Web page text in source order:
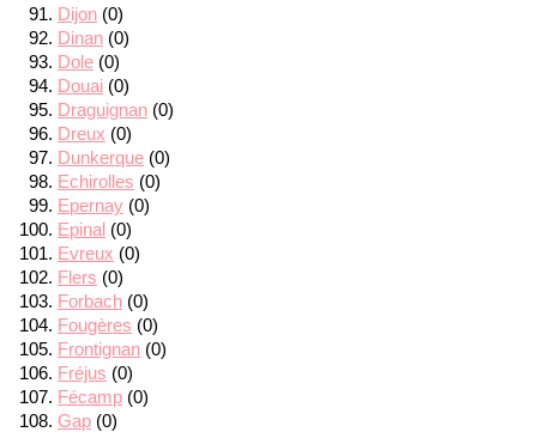
Dijon (0)
Dinan (0)
Dole (0)
Douai (0)
Draguignan (0)
Dreux (0)
Dunkerque (0)
Echirolles (0)
Epernay (0)
Epinal (0)
Evreux (0)
Flers (0)
Forbach (0)
Fougères (0)
Frontignan (0)
Fréjus (0)
Fécamp (0)
Gap (0)